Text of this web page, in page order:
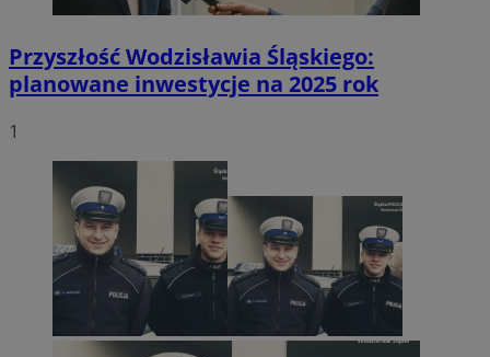
Przyszłość Wodzisławia Śląskiego:
planowane inwestycje na 2025 rok
1